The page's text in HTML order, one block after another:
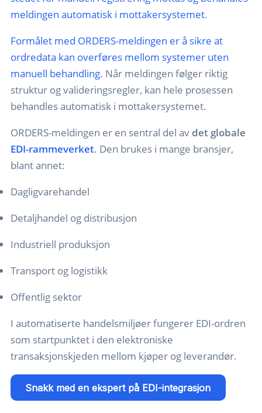
meldingen automatisk i mottakersystemet.
Formålet med ORDERS-meldingen er å sikre at
ordredata kan overføres mellom systemer uten
manuell behandling. Når meldingen følger riktig
struktur og valideringsregler, kan hele prosessen
behandles automatisk i mottakersystemet.
ORDERS-meldingen er en sentral del av det globale
EDI-rammeverket. Den brukes i mange bransjer,
blant annet:
Dagligvarehandel
Detaljhandel og distribusjon
Industriell produksjon
Transport og logistikk
Offentlig sektor
I automatiserte handelsmiljøer fungerer EDI-ordren
som startpunktet i den elektroniske
transaksjonskjeden mellom kjøper og leverandør.
Snakk med en ekspert på EDI-integrasjon